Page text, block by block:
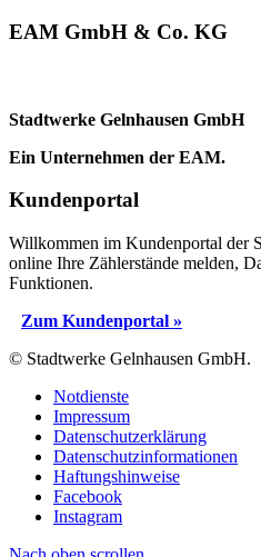
EAM GmbH & Co. KG
Stadtwerke Gelnhausen GmbH
Ein Unternehmen der EAM.
Kundenportal
Willkommen im Kundenportal der
online Ihre Zählerstände melden,
Funktionen.
Zum Kundenportal »
© Stadtwerke Gelnhausen GmbH.
Notdienste
Impressum
Datenschutzerklärung
Datenschutzinformationen
Haftungshinweise
Facebook
Instagram